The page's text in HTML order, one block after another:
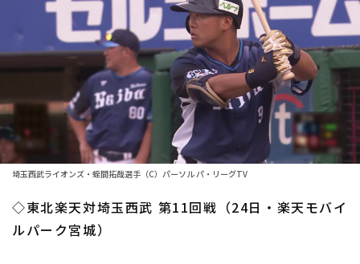
動画
日程・結果
順位表･成績
1軍公式戦
ファーム東地区
ファーム西地区
選手名鑑
選手名鑑トップ
北海道日本ハムファイターズ
東北楽天ゴールデンイーグルス
ニュース
埼玉西武ライオンズ・蛭間拓哉選手（C）パーソル パ・リーグTV
◇東北楽天対埼玉西武 第11回戦（24日・楽天モバイ
ルパーク宮城）